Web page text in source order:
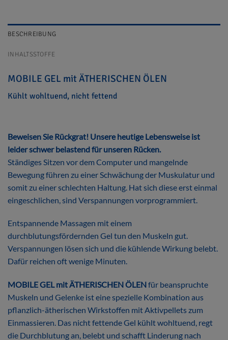
BESCHREIBUNG
INHALTSSTOFFE
MOBILE GEL mit ÄTHERISCHEN ÖLEN
Kühlt wohltuend, nicht fettend
Beweisen Sie Rückgrat! Unsere heutige Lebensweise ist
leider schwer belastend für unseren Rücken.
Ständiges Sitzen vor dem Computer und mangelnde
Bewegung führen zu einer Schwächung der Muskulatur und
somit zu einer schlechten Haltung. Hat sich diese erst einmal
eingeschlichen, sind Verspannungen vorprogrammiert.
Entspannende Massagen mit einem
durchblutungsfördernden Gel tun den Muskeln gut.
Verspannungen lösen sich und die kühlende Wirkung belebt.
Dafür reichen oft wenige Minuten.
MOBILE GEL mit ÄTHERISCHEN ÖLENfür beanspruchte
Muskeln und Gelenke ist eine spezielle Kombination aus
pflanzlich-ätherischen Wirkstoffen mit Aktivpellets zum
Einmassieren. Das nicht fettende Gel kühlt wohltuend, regt
die Durchblutung an, belebt und schafft Linderung nach